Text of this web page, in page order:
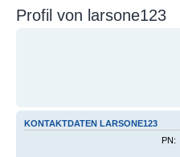
Profil von larsone123
KONTAKTDATEN LARSONE123
PN: